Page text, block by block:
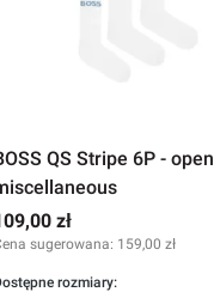
QS Stripe 6P - open
zł
sugerowana: 159,00 zł
rozmiary: